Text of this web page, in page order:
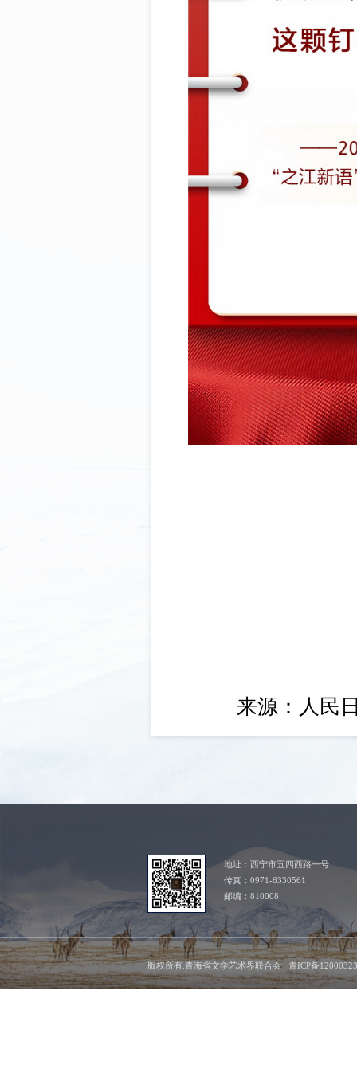
来源：人民
地址：西宁市五四西路一号
传真：0971-6330561
邮编：810008
版权所有:青海省文学艺术界联合会 青ICP备